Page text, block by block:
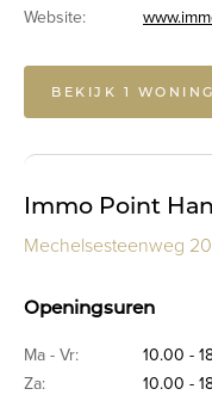
Website:
BEKIJK 1 WONING
Immo Point
Mechelsesteenweg
Openingsuren
Ma - Vr:
10.00 -
Za:
10.00 -